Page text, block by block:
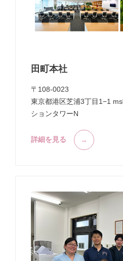
田町本社
〒108-0023
東京都港区芝浦3丁目1−1
ションタワーN
詳細を見る